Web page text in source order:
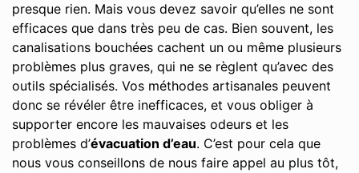
presque rien. Mais vous devez savoir qu’elles ne sont
efficaces que dans très peu de cas. Bien souvent, les
canalisations bouchées cachent un ou même plusieurs
problèmes plus graves, qui ne se règlent qu’avec des
outils spécialisés. Vos méthodes artisanales peuvent
donc se révéler être inefficaces, et vous obliger à
supporter encore les mauvaises odeurs et les
problèmes d’évacuation d’eau. C’est pour cela que
nous vous conseillons de nous faire appel au plus tôt,